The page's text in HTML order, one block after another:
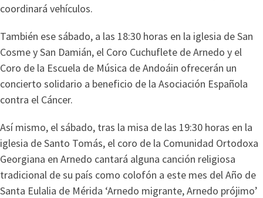
coordinará vehículos.
También ese sábado, a las 18:30 horas en la iglesia de San
Cosme y San Damián, el Coro Cuchuflete de Arnedo y el
Coro de la Escuela de Música de Andoáin ofrecerán un
concierto solidario a beneficio de la Asociación Española
contra el Cáncer.
Así mismo, el sábado, tras la misa de las 19:30 horas en la
iglesia de Santo Tomás, el coro de la Comunidad Ortodoxa
Georgiana en Arnedo cantará alguna canción religiosa
tradicional de su país como colofón a este mes del Año de
Santa Eulalia de Mérida ‘Arnedo migrante, Arnedo prójimo’